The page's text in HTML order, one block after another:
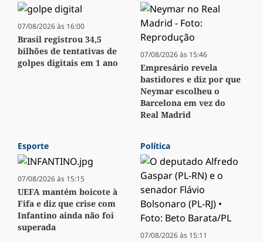
07/08/2026 às 16:00
Brasil registrou 34,5
bilhões de tentativas de
golpes digitais em 1 ano
07/08/2026 às 15:46
Empresário revela
bastidores e diz por que
Neymar escolheu o
Barcelona em vez do
Real Madrid
Esporte
07/08/2026 às 15:15
UEFA mantém boicote à
Fifa e diz que crise com
Infantino ainda não foi
superada
Política
07/08/2026 às 15:11